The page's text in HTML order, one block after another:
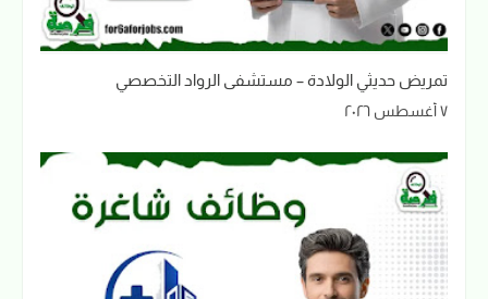
تمريض حديثي الولادة – مستشفى الرواد التخصصي
٧ أغسطس ٢٠٢٦